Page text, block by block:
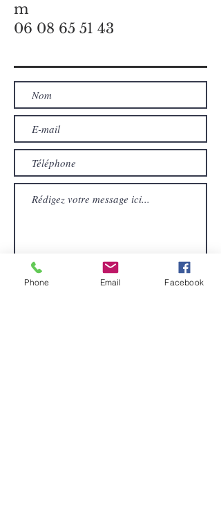
m
06 08 65 51 43
Phone Email Facebook